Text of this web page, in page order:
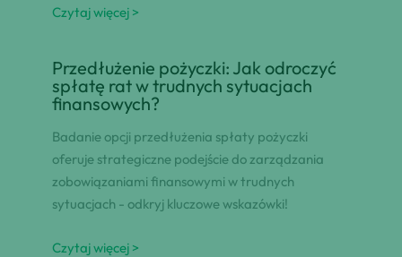
Czytaj więcej >
Przedłużenie pożyczki: Jak odroczyć
spłatę rat w trudnych sytuacjach
finansowych?
Badanie opcji przedłużenia spłaty pożyczki
oferuje strategiczne podejście do zarządzania
zobowiązaniami finansowymi w trudnych
sytuacjach - odkryj kluczowe wskazówki!
Czytaj więcej >